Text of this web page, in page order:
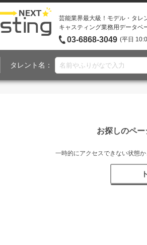
芸能業界最大級！モデル・タレ
キャスティング業務用データベ
03-6868-3049 (平日
タレント名：
お探しのペ
一時的にアクセスできない状態